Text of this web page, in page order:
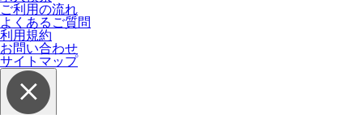
ご利用の流れ
よくあるご質問
利用規約
お問い合わせ
サイトマップ